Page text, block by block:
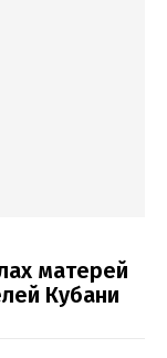
матерей
Кубани